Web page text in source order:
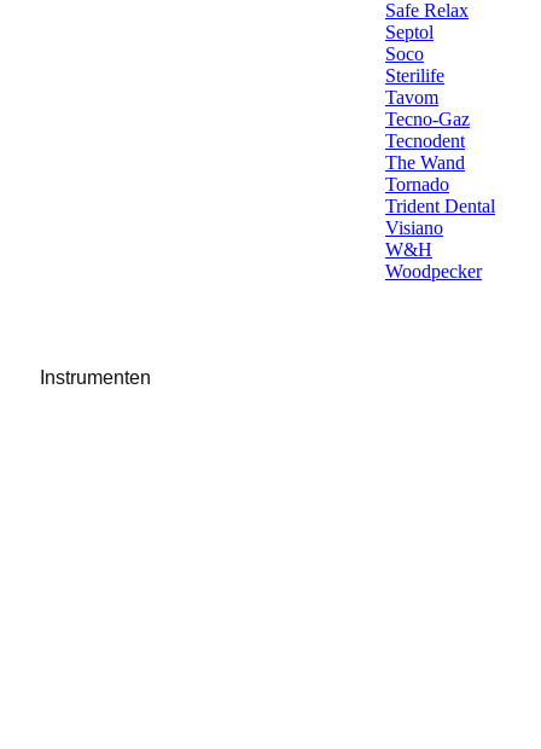
Safe Relax
Septol
Soco
Sterilife
Tavom
Tecno-Gaz
Tecnodent
The Wand
Tornado
Trident Dental
Visiano
W&H
Woodpecker
Instrumenten